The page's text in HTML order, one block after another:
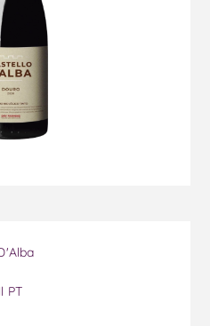
PT